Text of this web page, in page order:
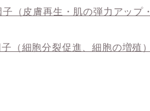
（皮膚再生・肌の弾力アップ・
（細胞分裂促進、細胞の増殖）